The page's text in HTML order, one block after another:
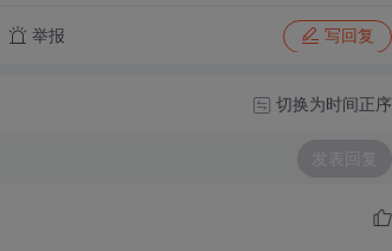
举报 写回复
切换为时间正序
发表回复